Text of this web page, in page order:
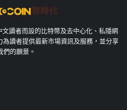
讀者而設的比特幣及去中心化、私隱網
讀者提供最新市場資訊及服務，並分享
們的願景。